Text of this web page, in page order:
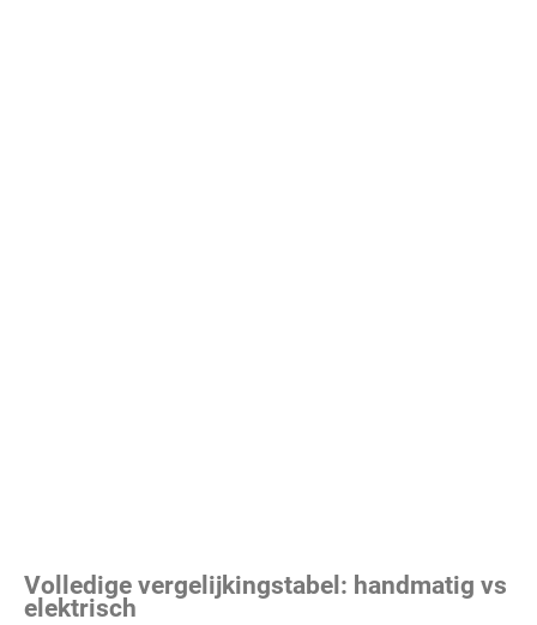
Volledige vergelijkingstabel: handmatig vs
elektrisch